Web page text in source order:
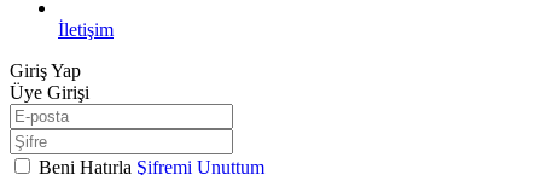
İletişim
Giriş Yap
Üye Girişi
Beni Hatırla Şifremi Unuttum